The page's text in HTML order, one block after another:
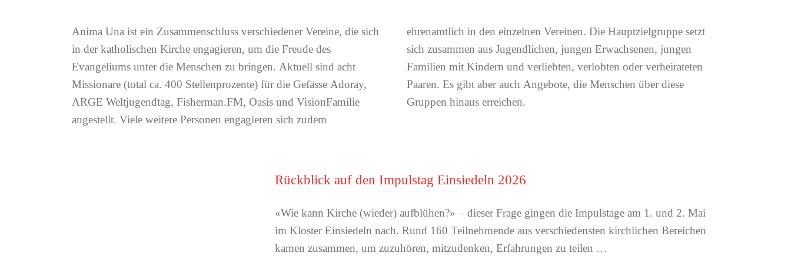
Anima Una ist ein Zusammenschluss verschiedener Vereine, die sich
in der katholischen Kirche engagieren, um die Freude des
Evangeliums unter die Menschen zu bringen. Aktuell sind acht
Missionare (total ca. 400 Stellenprozente) für die Gefässe Adoray,
ARGE Weltjugendtag, Fisherman.FM, Oasis und VisionFamilie
angestellt. Viele weitere Personen engagieren sich zudem
ehrenamtlich in den einzelnen Vereinen. Die Hauptzielgruppe setzt
sich zusammen aus Jugendlichen, jungen Erwachsenen, jungen
Familien mit Kindern und verliebten, verlobten oder verheirateten
Paaren. Es gibt aber auch Angebote, die Menschen über diese
Gruppen hinaus erreichen.
Rückblick auf den Impulstag Einsiedeln 2026
«Wie kann Kirche (wieder) aufblühen?» – dieser Frage gingen die Impulstage am 1. und 2. Mai
im Kloster Einsiedeln nach. Rund 160 Teilnehmende aus verschiedensten kirchlichen Bereichen
kamen zusammen, um zuzuhören, mitzudenken, Erfahrungen zu teilen …